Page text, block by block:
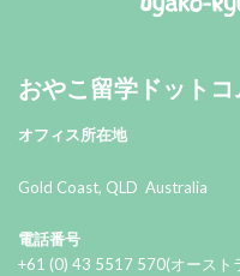
おやこ留学ドットコ
オフィス所在地
Gold Coast, QLD Australia
電話番号
+61 (0) 43 5517 570(オースト